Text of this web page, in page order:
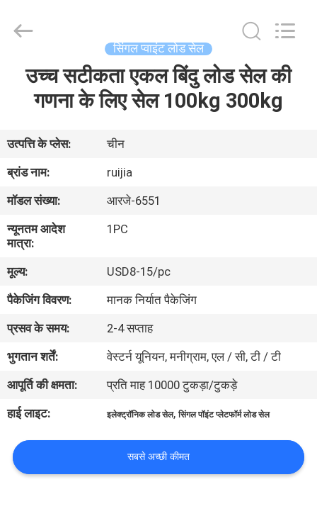
वीडियो
बारे
में
कारखाना
भ्रमण
गुणवत्ता
नियंत्रण
संपर्क
करें
Instruments
Reserved.
सिंगल प्वाइंट लोड सेल
उच्च सटीकता एकल बिंदु लोड सेल की
गणना के लिए सेल 100kg 300kg
उत्पत्ति के प्लेस:
चीन
ब्रांड नाम:
ruijia
मॉडल संख्या:
आरजे-6551
न्यूनतम आदेश
मात्रा:
1PC
मूल्य:
USD8-15/pc
पैकेजिंग विवरण:
मानक निर्यात पैकेजिंग
प्रसव के समय:
2-4 सप्ताह
भुगतान शर्तें:
वेस्टर्न यूनियन, मनीग्राम, एल / सी, टी / टी
आपूर्ति की क्षमता:
प्रति माह 10000 टुकड़ा/टुकड़े
हाई लाइट:
इलेक्ट्रॉनिक लोड सेल,सिंगल पॉइंट प्लेटफॉर्म लोड सेल
सबसे अच्छी कीमत